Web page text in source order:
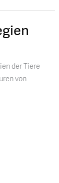
der Tiere
von